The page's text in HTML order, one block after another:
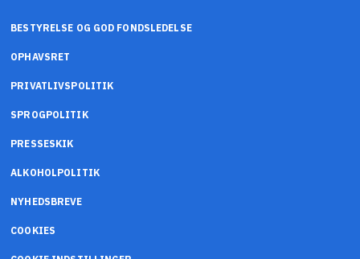
BESTYRELSE OG GOD FONDSLEDELSE
OPHAVSRET
PRIVATLIVSPOLITIK
SPROGPOLITIK
PRESSESKIK
ALKOHOLPOLITIK
NYHEDSBREVE
COOKIES